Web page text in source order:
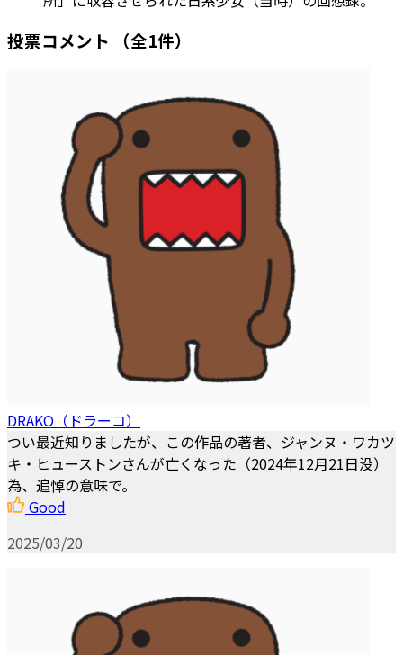
投票コメント （全1件）
DRAKO（ドラーコ）
つい最近知りましたが、この作品の著者、ジャンヌ・ワカツ
キ・ヒューストンさんが亡くなった（2024年12月21日没）
為、追悼の意味で。
Good
2025/03/20